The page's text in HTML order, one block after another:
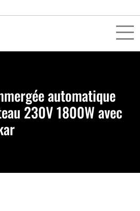
automatique
230V 1800W avec